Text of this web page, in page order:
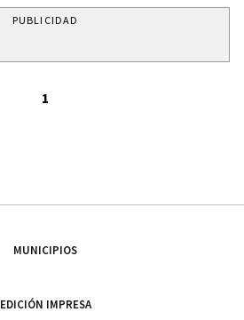
PUBLICIDAD
1
MUNICIPIOS
EDICIÓN IMPRESA